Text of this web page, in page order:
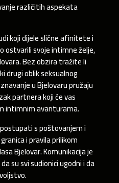
različitih aspekata
koji dijele slične afinitete i
ostvarili svoje intimne želje,
Bez obzira tražite li
drugi oblik seksualnog
u Bjelovaru pružaju
partnera koji će vas
intimnim avanturama.
s poštovanjem i
i pravila prilikom
Bjelovar. Komunikacija je
su svi sudionici ugodni i da